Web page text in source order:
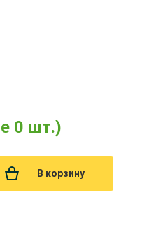
0 шт.)
В корзину